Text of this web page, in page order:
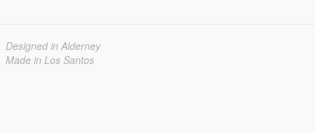
Designed in Alderney
Made in Los Santos